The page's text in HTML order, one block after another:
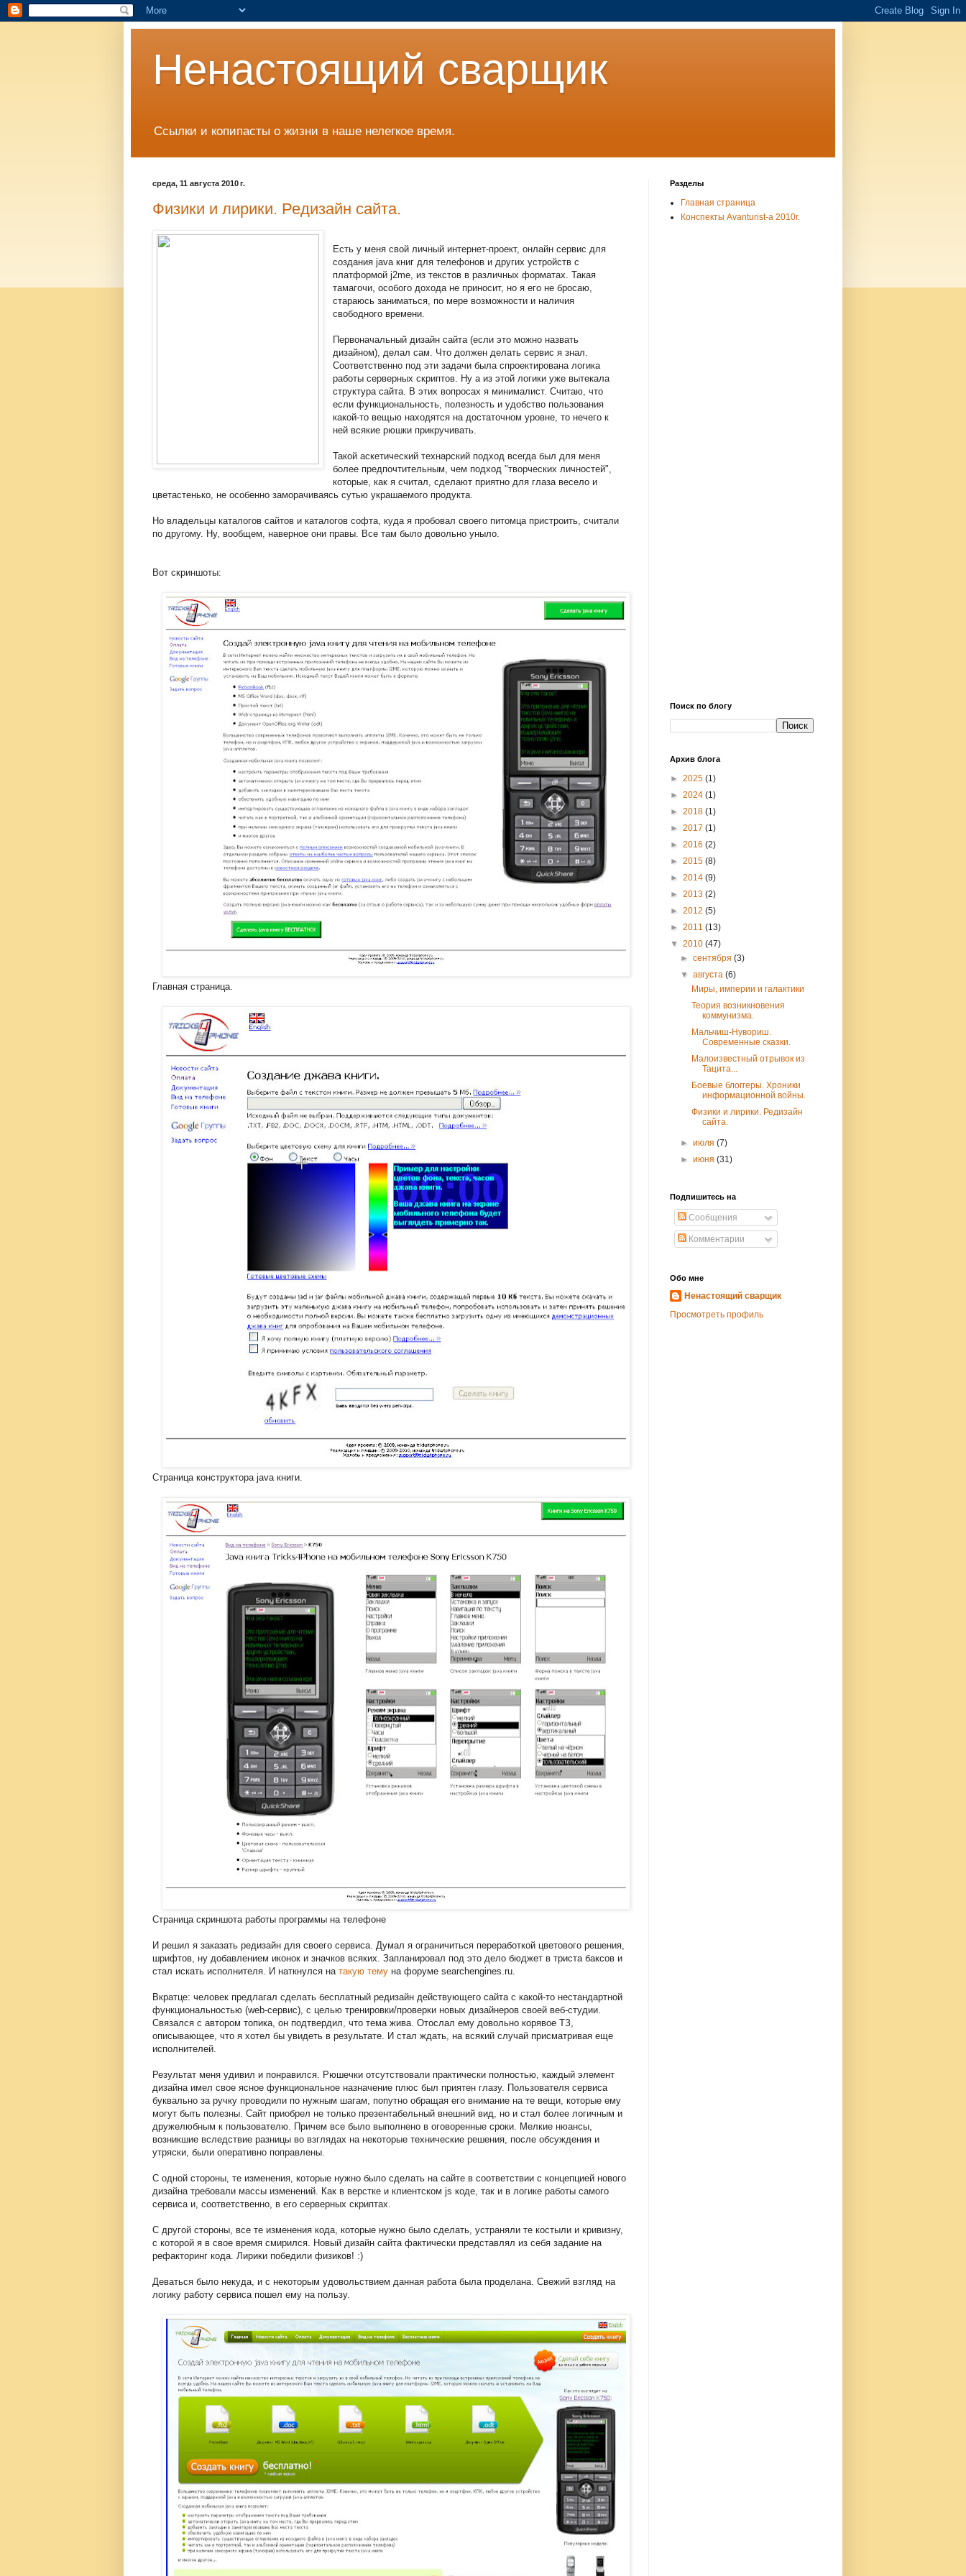
Ненастоящий сварщик
Ссылки и копипасты о жизни в наше нелегкое время.
среда, 11 августа 2010 г.
Физики и лирики. Редизайн сайта.
Есть у меня свой личный интернет-проект, онлайн сервис для
создания java книг для телефонов и других устройств с
платформой j2me, из текстов в различных форматах. Такая
тамагочи, особого дохода не приносит, но я его не бросаю,
стараюсь заниматься, по мере возможности и наличия
свободного времени.
Первоначальный дизайн сайта (если это можно назвать
дизайном), делал сам. Что должен делать сервис я знал.
Соответственно под эти задачи была спроектирована логика
работы серверных скриптов. Ну а из этой логики уже вытекала
структура сайта. В этих вопросах я минималист. Считаю, что
если функциональность, полезность и удобство пользования
какой-то вещью находятся на достаточном уровне, то нечего к
ней всякие рюшки прикручивать.
Такой аскетический технарский подход всегда был для меня
более предпочтительным, чем подход "творческих личностей",
которые, как я считал, сделают приятно для глаза весело и
цветастенько, не особенно заморачиваясь сутью украшаемого продукта.
Но владельцы каталогов сайтов и каталогов софта, куда я пробовал своего питомца пристроить, считали
по другому. Ну, вообщем, наверное они правы. Все там было довольно уныло.
Вот скриншоты:
Главная страница.
Страница конструктора java книги.
Страница скриншота работы программы на телефоне
И решил я заказать редизайн для своего сервиса. Думал я ограничиться переработкой цветового решения,
шрифтов, ну добавлением иконок и значков всяких. Запланировал под это дело бюджет в триста баксов и
стал искать исполнителя. И наткнулся на такую тему на форуме searchengines.ru.
Вкратце: человек предлагал сделать бесплатный редизайн действующего сайта с какой-то нестандартной
функциональностью (web-сервис), с целью тренировки/проверки новых дизайнеров своей веб-студии.
Связался с автором топика, он подтвердил, что тема жива. Отослал ему довольно корявое ТЗ,
описывающее, что я хотел бы увидеть в результате. И стал ждать, на всякий случай присматривая еще
исполнителей.
Результат меня удивил и понравился. Рюшечки отсутствовали практически полностью, каждый элемент
дизайна имел свое ясное функциональное назначение плюс был приятен глазу. Пользователя сервиса
буквально за ручку проводили по нужным шагам, попутно обращая его внимание на те вещи, которые ему
могут быть полезны. Сайт приобрел не только презентабельный внешний вид, но и стал более логичным и
дружелюбным к пользователю. Причем все было выполнено в оговоренные сроки. Мелкие нюансы,
возникшие вследствие разницы во взглядах на некоторые технические решения, после обсуждения и
утряски, были оперативно поправлены.
С одной стороны, те изменения, которые нужно было сделать на сайте в соответствии с концепцией нового
дизайна требовали массы изменений. Как в верстке и клиентском js коде, так и в логике работы самого
сервиса и, соответственно, в его серверных скриптах.
С другой стороны, все те изменения кода, которые нужно было сделать, устраняли те костыли и кривизну,
с которой я в свое время смирился. Новый дизайн сайта фактически представлял из себя задание на
рефакторинг кода. Лирики победили физиков! :)
Деваться было некуда, и с некоторым удовольствием данная работа была проделана. Свежий взгляд на
логику работу сервиса пошел ему на пользу.
Разделы
Главная страница
Конспекты Avanturist-а 2010г.
Поиск по блогу
Архив блога
► 2025 (1)
► 2024 (1)
► 2018 (1)
► 2017 (1)
► 2016 (2)
► 2015 (8)
► 2014 (9)
► 2013 (2)
► 2012 (5)
► 2011 (13)
▼ 2010 (47)
►сентября(3)
▼августа(6)
Миры, империи и галактики
Теория возникновения
коммунизма.
Мальчиш-Нувориш.
Современные сказки.
Малоизвестный отрывок из
Тацита...
Боевые блоггеры. Хроники
информационной войны.
Физики и лирики. Редизайн
сайта.
►июля(7)
►июня(31)
Подпишитесь на
Сообщения
Комментарии
Обо мне
Ненастоящий сварщик
Просмотреть профиль